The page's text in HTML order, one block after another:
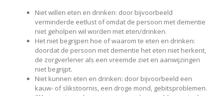
Niet willen eten en drinken: door bijvoorbeeld
verminderde eetlust of omdat de persoon met dementie
niet geholpen wil worden met eten/drinken.
Het niet begrijpen hoe of waarom te eten en drinken:
doordat de persoon met dementie het eten niet herkent,
de zorgverlener als een vreemde ziet en aanwijzingen
niet begrijpt.
Niet kunnen eten en drinken: door bijvoorbeeld een
kauw- of slikstoornis, een droge mond, gebitsproblemen.